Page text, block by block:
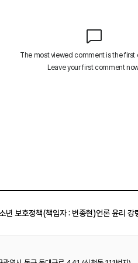
년 보호정책(책임자 : 변종현)언론 윤리 강